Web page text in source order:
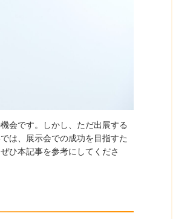
会です。しかし、ただ出展する
は、展示会での成功を目指すた
ひ本記事を参考にしてくださ